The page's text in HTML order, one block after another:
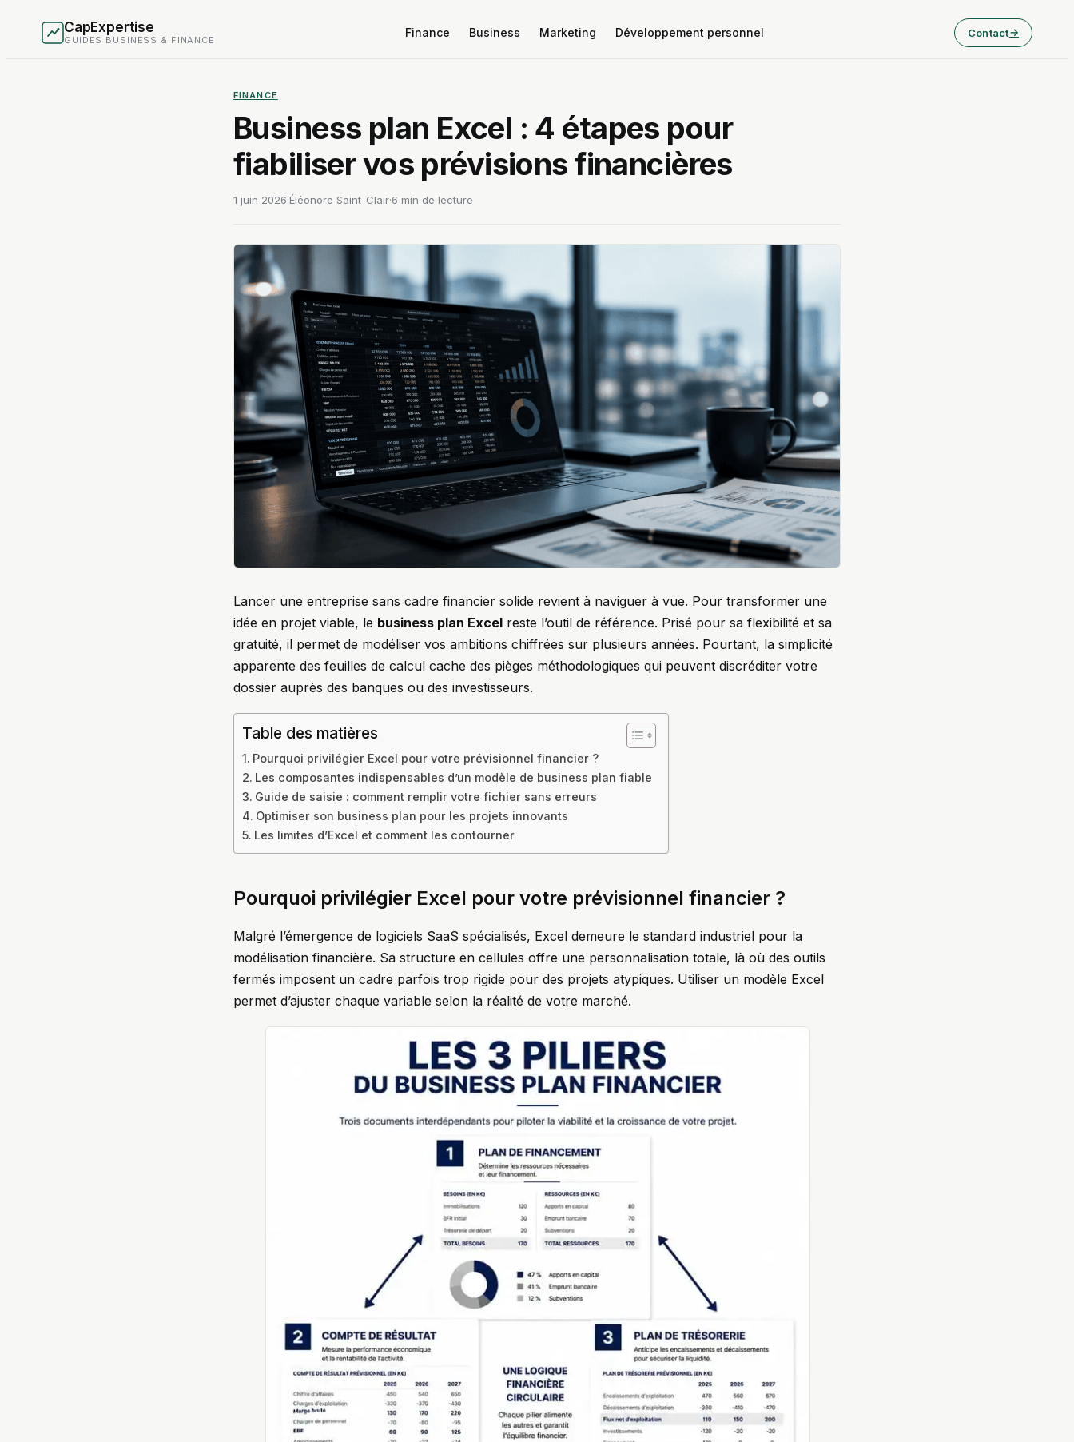
CapExpertise
GUIDES BUSINESS & FINANCE
Finance Business Marketing Développement personnel Contact
FINANCE
Business plan Excel : 4 étapes pour
fiabiliser vos prévisions financières
1 juin 2026·Éléonore Saint-Clair·6 min de lecture
Lancer une entreprise sans cadre financier solide revient à naviguer à vue. Pour transformer une
idée en projet viable, le business plan Excel reste l’outil de référence. Prisé pour sa flexibilité et sa
gratuité, il permet de modéliser vos ambitions chiffrées sur plusieurs années. Pourtant, la simplicité
apparente des feuilles de calcul cache des pièges méthodologiques qui peuvent discréditer votre
dossier auprès des banques ou des investisseurs.
Table des matières
Pourquoi privilégier Excel pour votre prévisionnel financier ?
Les composantes indispensables d’un modèle de business plan fiable
Guide de saisie : comment remplir votre fichier sans erreurs
Optimiser son business plan pour les projets innovants
Les limites d’Excel et comment les contourner
Pourquoi privilégier Excel pour votre prévisionnel financier ?
Malgré l’émergence de logiciels SaaS spécialisés, Excel demeure le standard industriel pour la
modélisation financière. Sa structure en cellules offre une personnalisation totale, là où des outils
fermés imposent un cadre parfois trop rigide pour des projets atypiques. Utiliser un modèle Excel
permet d’ajuster chaque variable selon la réalité de votre marché.